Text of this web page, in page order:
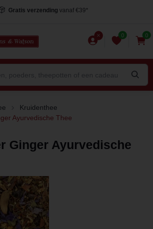
Gratis verzending vanaf €39*
0 0
Kruidenthee
Ayurvedische Thee
Ginger Ayurvedische